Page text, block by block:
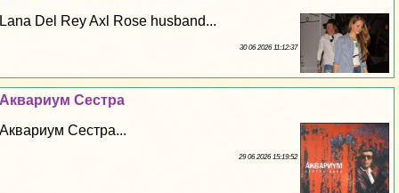
Lana Del Rey Axl Rose husband...
30 06 2026 11:12:37
Аквариум Сестра
Аквариум Сестра...
29 06 2026 15:19:52